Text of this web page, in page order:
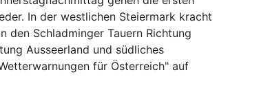
In der westlichen Steiermark kracht
den Schladminger Tauern Richtung
Ausseerland und südliches
für Österreich" auf